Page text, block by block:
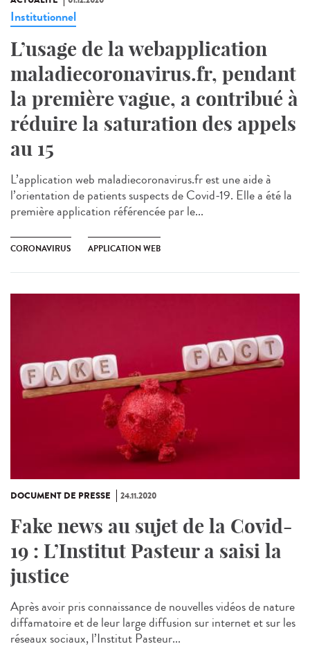
Institutionnel
L’usage de la webapplication
maladiecoronavirus.fr, pendant
la première vague, a contribué à
réduire la saturation des appels
au 15
L’application web maladiecoronavirus.fr est une aide à
l’orientation de patients suspects de Covid-19. Elle a été la
première application référencée par le...
CORONAVIRUS APPLICATION WEB
DOCUMENT DE PRESSE 24.11.2020
Fake news au sujet de la Covid-
19 : L’Institut Pasteur a saisi la
justice
Après avoir pris connaissance de nouvelles vidéos de nature
diffamatoire et de leur large diffusion sur internet et sur les
réseaux sociaux, l’Institut Pasteur...